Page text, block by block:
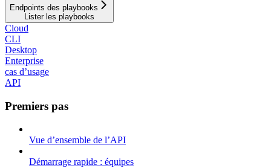
Endpoints des playbooks
Lister les playbooks
Cloud
CLI
Desktop
Enterprise
cas d’usage
API
Premiers pas
Vue d’ensemble de l’API
Démarrage rapide : équipes